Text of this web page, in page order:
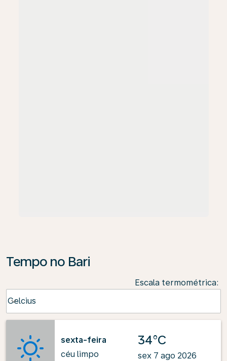
Tempo no Bari
Escala termométrica:
Celcius
keyboard_arrow_down
sexta-feira
céu limpo
34°C
sex 7 ago 2026